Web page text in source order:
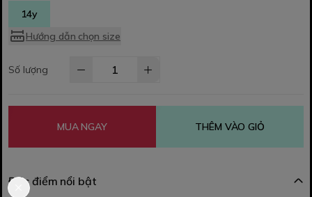
14y
Hướng dẫn chọn size
Số lượng
MUA NGAY THÊM VÀO GIỎ
Đặc điểm nổi bật